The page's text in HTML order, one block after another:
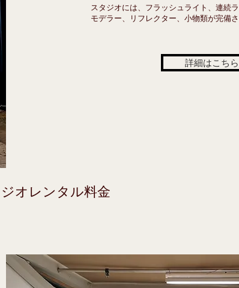
コレクションを紹介する、エレガントでプロフェッ
を細部まで撮影するのに最適な環境を提供します。
たちのスタジオは、音楽アーティストのアルバムジ
の芸術作品を高画質で撮影いたします。
、高品質のパックショットのための完全な設備が整
ショナルなビデオインタビューを実施。
グラファーのスタジオでマスタークラスを開催しま
トを録音する。
スタジオには、フラッシュライト、連続
モデラー、リフレクター、小物類が完備さ
詳細はこちら
オレンタル料金